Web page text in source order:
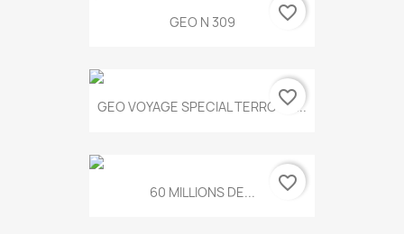
GEO N 309 favorite_border
GEO VOYAGE SPECIAL TERROIRS...
favorite_border
60 MILLIONS DE... favorite_border